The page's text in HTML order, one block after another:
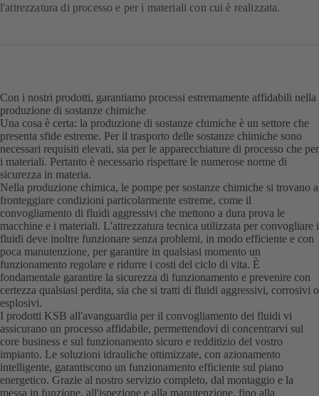
l'attrezzatura di processo e per i materiali con cui è realizzata.
Con i nostri prodotti, garantiamo processi estremamente affidabili nella
produzione di sostanze chimiche
Una cosa è certa: la produzione di sostanze chimiche è un settore che
presenta sfide estreme. Per il trasporto delle sostanze chimiche sono
necessari requisiti elevati, sia per le apparecchiature di processo che per
i materiali. Pertanto è necessario rispettare le numerose norme di
sicurezza in materia.
Nella produzione chimica, le pompe per sostanze chimiche si trovano a
fronteggiare condizioni particolarmente estreme, come il
convogliamento di fluidi aggressivi che mettono a dura prova le
macchine e i materiali. L'attrezzatura tecnica utilizzata per convogliare i
fluidi deve inoltre funzionare senza problemi, in modo efficiente e con
poca manutenzione, per garantire in qualsiasi momento un
funzionamento regolare e ridurre i costi del ciclo di vita. È
fondamentale garantire la sicurezza di funzionamento e prevenire con
certezza qualsiasi perdita, sia che si tratti di fluidi aggressivi, corrosivi o
esplosivi.
I prodotti KSB all'avanguardia per il convogliamento dei fluidi vi
assicurano un processo affidabile, permettendovi di concentrarvi sul
core business e sul funzionamento sicuro e redditizio del vostro
impianto. Le soluzioni idrauliche ottimizzate, con azionamento
intelligente, garantiscono un funzionamento efficiente sul piano
energetico. Grazie al nostro servizio completo, dal montaggio e la
messa in funzione, all'ispezione e alla manutenzione, fino alla